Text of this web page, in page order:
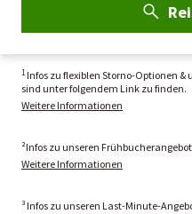
1 Infos zu flexiblen Storno-Optionen
sind unter folgendem Link zu finden.
Weitere Informationen
²Infos zu unseren
Weitere Informationen
³ Infos zu unseren Last-Minute-